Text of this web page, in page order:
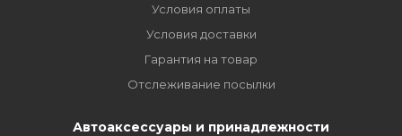
Условия оплаты
Условия доставки
Гарантия на товар
Отслеживание посылки
Автоаксессуары и принадлежности